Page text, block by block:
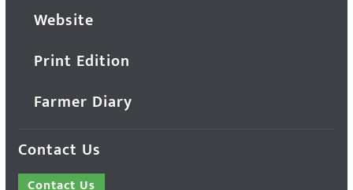
Website
Print Edition
Farmer Diary
Contact Us
Contact Us